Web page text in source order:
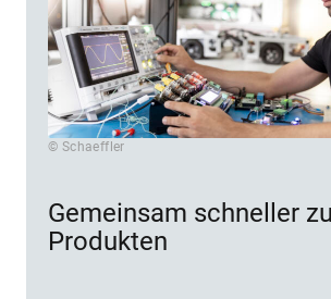
© Schaeffler
Gemeinsam schneller
Produkten